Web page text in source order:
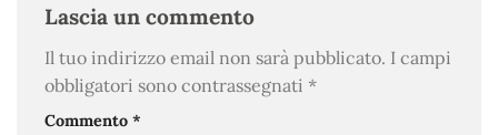
Lascia un commento
Il tuo indirizzo email non sarà pubblicato. I campi
obbligatori sono contrassegnati *
Commento *